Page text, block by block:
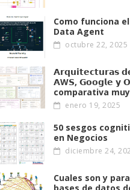
Como funciona
Data Agent
octubre 22, 2025
𝗔𝗿𝗾𝘂𝗶𝘁𝗲𝗰𝘁𝘂𝗿𝗮𝘀
𝗔W𝗦, 𝗚𝗼𝗼𝗴𝗹𝗲 𝘆
comparativa
enero 19, 2025
50 sesgos
en Negocios
diciembre 24,
Cuales son y